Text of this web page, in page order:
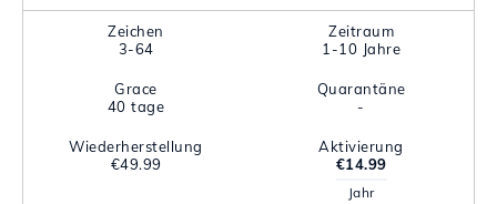
Zeichen
3-64
Zeitraum
1-10 Jahre
Grace
40 tage
Quarantäne
-
Wiederherstellung
€49.99
Aktivierung
€14.99
Jahr